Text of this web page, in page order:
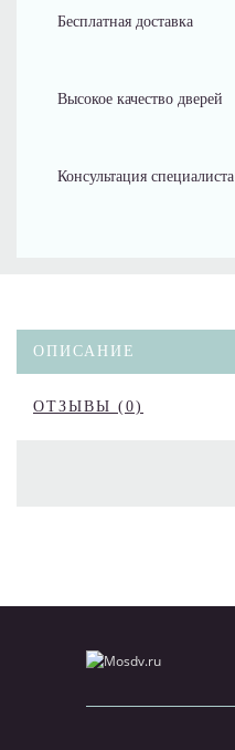
Бесплатная доставка
Высокое качество дверей
Консультация специалиста
ОПИСАНИЕ
ОТЗЫВЫ (0)